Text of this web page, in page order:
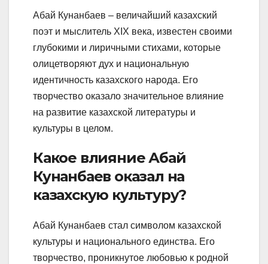
Абай Кунанбаев – величайший казахский
поэт и мыслитель XIX века, известен своими
глубокими и лиричными стихами, которые
олицетворяют дух и национальную
идентичность казахского народа. Его
творчество оказало значительное влияние
на развитие казахской литературы и
культуры в целом.
Какое влияние Абай
Кунанбаев оказал на
казахскую культуру?
Абай Кунанбаев стал символом казахской
культуры и национального единства. Его
творчество, проникнутое любовью к родной